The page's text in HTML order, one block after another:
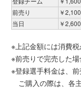
前売り
￥2,100
当日
￥2,600
※上記金額には消費税
※前売りで完売した
※登録選手料金は、前
ご購入の際は、各